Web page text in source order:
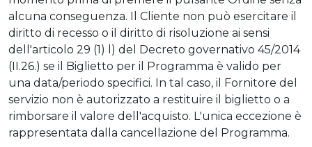
alcuna conseguenza. Il Cliente non può esercitare il
diritto di recesso o il diritto di risoluzione ai sensi
dell'articolo 29 (1) l) del Decreto governativo 45/2014
(II.26.) se il Biglietto per il Programma è valido per
una data/periodo specifici. In tal caso, il Fornitore del
servizio non è autorizzato a restituire il biglietto o a
rimborsare il valore dell'acquisto. L'unica eccezione è
rappresentata dalla cancellazione del Programma.